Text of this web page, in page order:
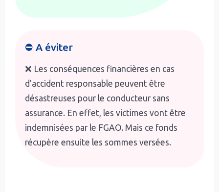
⛔ A éviter
❌ Les conséquences financières en cas
d'accident responsable peuvent être
désastreuses pour le conducteur sans
assurance. En effet, les victimes vont être
indemnisées par le FGAO. Mais ce fonds
récupère ensuite les sommes versées.